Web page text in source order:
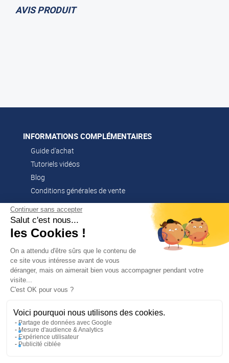
Continuer sans accepter
Salut c'est nous...
les Cookies !
On a attendu d'être sûrs que le contenu de
ce site vous intéresse avant de vous
déranger, mais on aimerait bien vous accompagner pendant votre
visite...
C'est OK pour vous ?
Voici pourquoi nous utilisons des cookies.
Partage de données avec Google
Mesure d'audience & Analytics
Expérience utilisateur
Publicité ciblée
AVIS PRODUIT
INFORMATIONS COMPLÉMENTAIRES
Guide d'achat
Tutoriels vidéos
Blog
Conditions générales de vente
CONTACT
02 51 52 26 57
contacts@franssen-loisirs.fr
NOS MARQUES PARTENAIRES
Altago
Multi-Mover
PROFITEZ DE -5 %
vous abonnant à notre newsletter !